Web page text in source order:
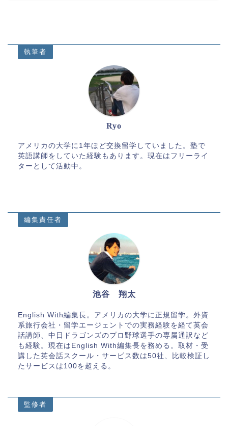
執筆者
Ryo
アメリカの大学に1年ほど交換留学していました。塾で
英語講師をしていた経験もあります。現在はフリーライ
ターとして活動中。
編集責任者
池谷 翔太
English With編集長。アメリカの大学に正規留学。外資
系旅行会社・留学エージェントでの実務経験を経て英会
話講師、中日ドラゴンズのプロ野球選手の専属通訳など
も経験。現在はEnglish With編集長を務める。取材・受
講した英会話スクール・サービス数は50社、比較検証し
たサービスは100を超える。
監修者